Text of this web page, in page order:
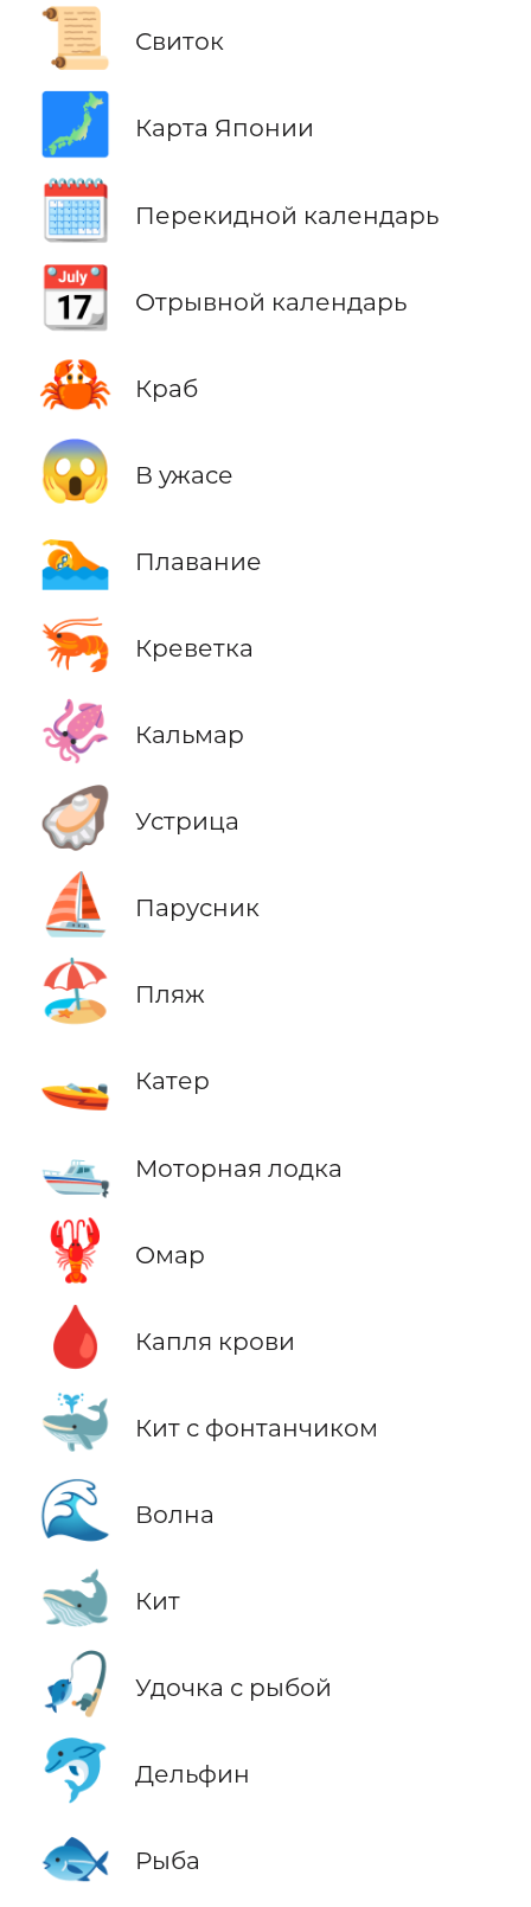
📜 Свиток
🗾 Карта Японии
🗓️ Перекидной календарь
📆 Отрывной календарь
🦀 Краб
😱 В ужасе
🏊 Плавание
🦐 Креветка
🦑 Кальмар
🦪 Устрица
⛵ Парусник
🏖️ Пляж
🚤 Катер
🛥️ Моторная лодка
🦞 Омар
🩸 Капля крови
🐳 Кит с фонтанчиком
🌊 Волна
🐋 Кит
🎣 Удочка с рыбой
🐬 Дельфин
🐟 Рыба